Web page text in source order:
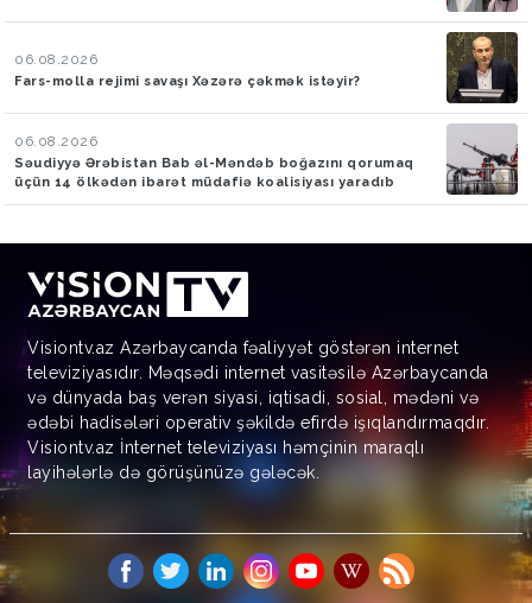
06.08.2026
Fars-molla rejimi savaşı Xəzərə çəkmək istəyir?
06.08.2026
Səudiyyə Ərəbistan Bab əl-Məndəb boğazını qorumaq
üçün 14 ölkədən ibarət müdafiə koalisiyası yaradıb
Visiontv.az Azərbaycanda fəaliyyət göstərən internet
televiziyasıdır. Məqsədi internet vasitəsilə Azərbaycanda
və dünyada baş verən siyasi, iqtisadi, sosial, mədəni və
ədəbi hadisələri operativ şəkildə efirdə işıqlandırmaqdır.
Visiontv.az İnternet televiziyası həmçinin maraqlı
layihələrlə də görüşünüzə gələcək.